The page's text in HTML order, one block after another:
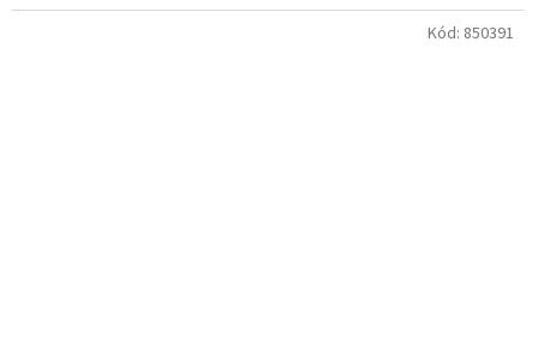
Kód: 850391